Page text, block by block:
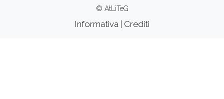
© AtLiTeG
Informativa| Crediti